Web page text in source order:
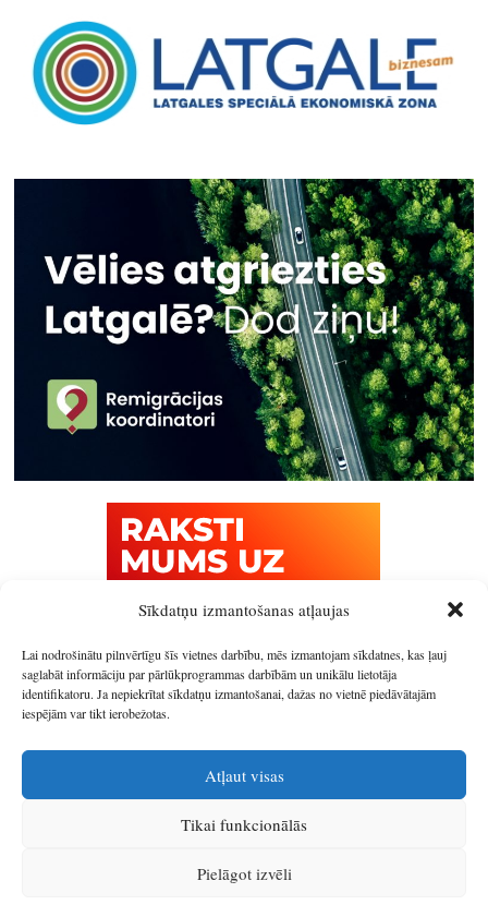
Sīkdatņu izmantošanas atļaujas
Lai nodrošinātu pilnvērtīgu šīs vietnes darbību, mēs izmantojam sīkdatnes, kas ļauj
saglabāt informāciju par pārlūkprogrammas darbībām un unikālu lietotāja
identifikatoru. Ja nepiekrītat sīkdatņu izmantošanai, dažas no vietnē piedāvātajām
iespējām var tikt ierobežotas.
Atļaut visas
Tikai funkcionālās
Pielāgot izvēli
IzstrādātājsSIA Info